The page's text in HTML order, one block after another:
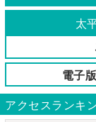
太
電子
アクセスランキ